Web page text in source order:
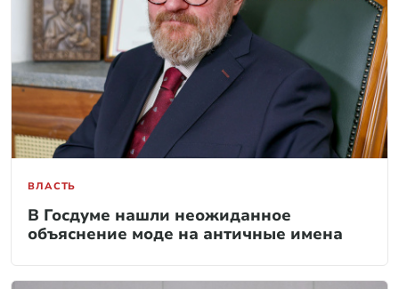
ВЛАСТЬ
В Госдуме нашли неожиданное
объяснение моде на античные имена